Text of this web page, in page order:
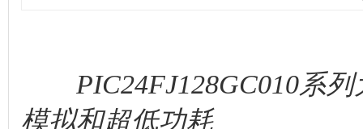
PIC24FJ128GC010系列
模拟和超低功耗